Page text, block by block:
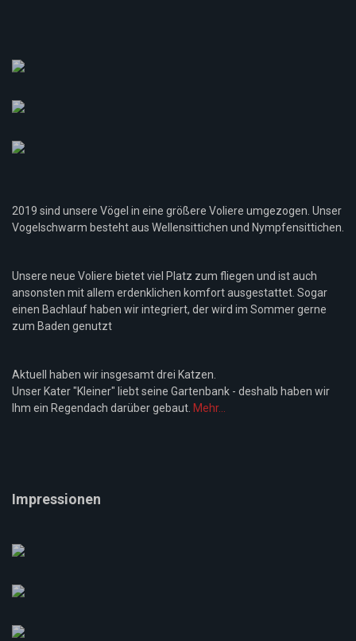
2019 sind unsere Vögel in eine größere Voliere umgezogen. Unser
Vogelschwarm besteht aus Wellensittichen und Nympfensittichen.
Unsere neue Voliere bietet viel Platz zum fliegen und ist auch
ansonsten mit allem erdenklichen komfort ausgestattet. Sogar
einen Bachlauf haben wir integriert, der wird im Sommer gerne
zum Baden genutzt
Aktuell haben wir insgesamt drei Katzen.
Unser Kater "Kleiner" liebt seine Gartenbank - deshalb haben wir
Ihm ein Regendach darüber gebaut. Mehr...
Impressionen